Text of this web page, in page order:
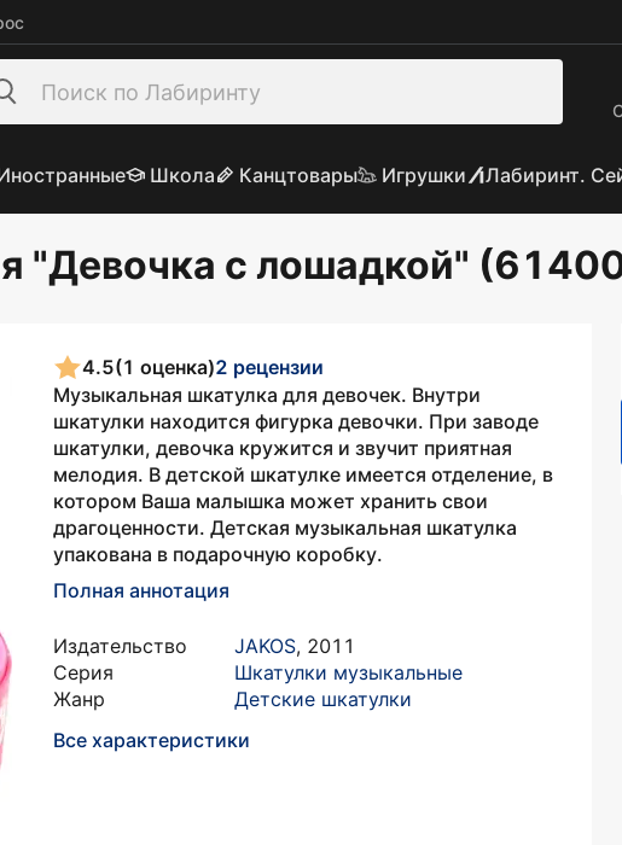
Школа Канцтовары Игрушки Лабиринт.
"Девочка с лошадкой"
4.5(1 оценка)2 рецензии
Музыкальная шкатулка для девочек. Внутри
шкатулки находится фигурка девочки. При заводе
шкатулки, девочка кружится и звучит приятная
мелодия. В детской шкатулке имеется отделение, в
котором Ваша малышка может хранить свои
драгоценности. Детская музыкальная шкатулка
упакована в подарочную коробку.
Полная аннотация
Издательство JAKOS, 2011
Серия
Шкатулки музыкальные
Жанр
Детские шкатулки
Все характеристики